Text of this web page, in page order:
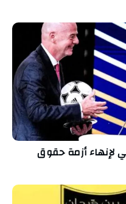
لإنهاء أزمة حقوق